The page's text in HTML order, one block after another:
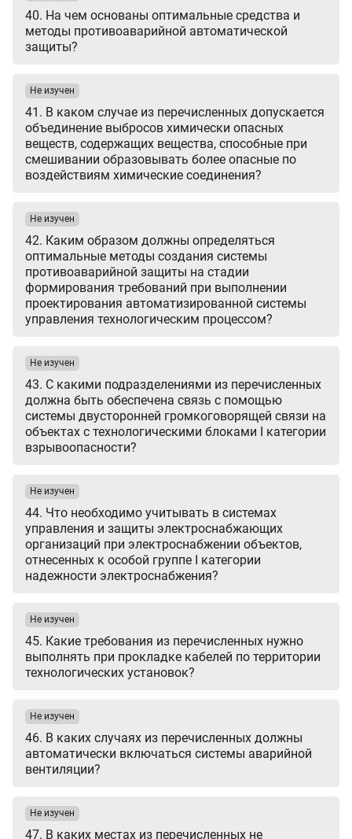
40. На чем основаны оптимальные средства и
методы противоаварийной автоматической
защиты?
41. В каком случае из перечисленных допускается
объединение выбросов химически опасных
веществ, содержащих вещества, способные при
смешивании образовывать более опасные по
воздействиям химические соединения?
Не изучен
42. Каким образом должны определяться
оптимальные методы создания системы
противоаварийной защиты на стадии
формирования требований при выполнении
проектирования автоматизированной системы
управления технологическим процессом?
Не изучен
43. С какими подразделениями из перечисленных
должна быть обеспечена связь с помощью
системы двусторонней громкоговорящей связи на
объектах с технологическими блоками I категории
взрывоопасности?
Не изучен
44. Что необходимо учитывать в системах
управления и защиты электроснабжающих
организаций при электроснабжении объектов,
отнесенных к особой группе I категории
надежности электроснабжения?
Не изучен
45. Какие требования из перечисленных нужно
выполнять при прокладке кабелей по территории
технологических установок?
Не изучен
46. В каких случаях из перечисленных должны
автоматически включаться системы аварийной
вентиляции?
Не изучен
47. В каких местах из перечисленных не
Не изучен